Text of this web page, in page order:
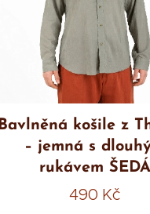
Bavlněná košile z
– jemná s
rukávem ŠEDÁ
490 Kč